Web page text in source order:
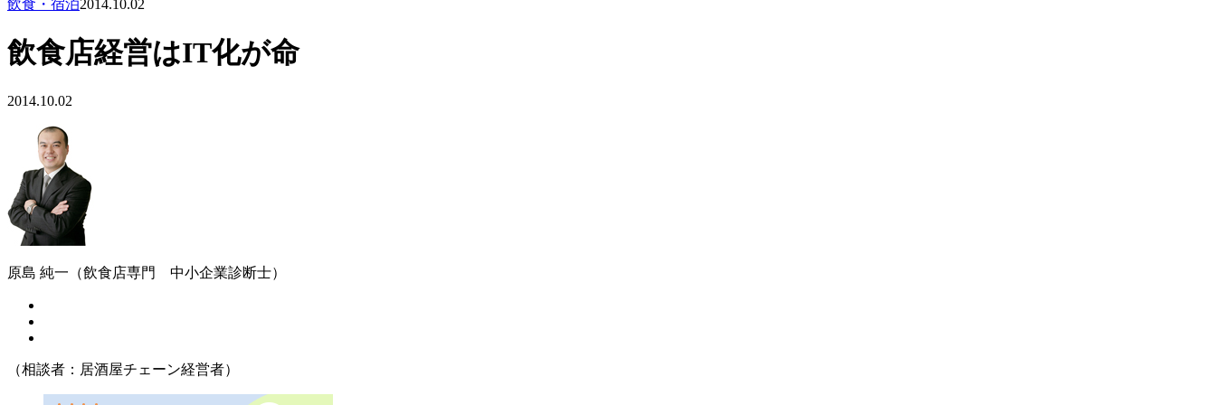
飲食・宿泊2014.10.02
飲食店経営はIT化が命
2014.10.02
原島 純一（飲食店専門 中小企業診断士）
（相談者：居酒屋チェーン経営者）